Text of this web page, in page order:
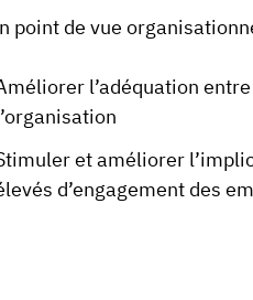
point de vue
l’adéquation
et améliorer
d’engagement des